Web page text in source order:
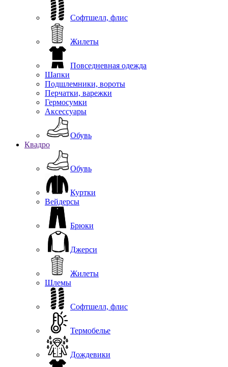
Софтшелл, флис
Жилеты
Повседневная одежда
Шапки
Подшлемники, вороты
Перчатки, варежки
Гермосумки
Аксессуары
Обувь
Квадро
Обувь
Куртки
Вейдерсы
Брюки
Джерси
Жилеты
Шлемы
Софтшелл, флис
Термобелье
Дождевики